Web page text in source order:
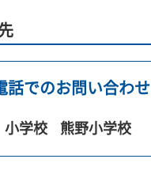
話でのお問い合わせ
小学校 熊野小学校